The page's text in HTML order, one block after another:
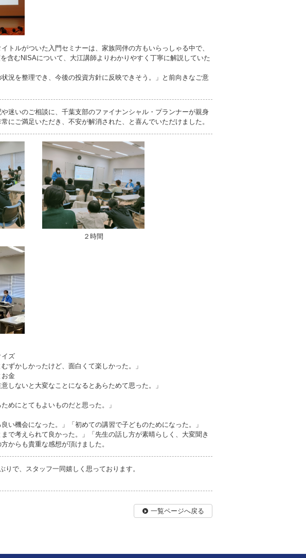
トルがついた入門セミナーは、家族同伴の方もいらっしゃる中で、
含むNISAについて、大江講師よりわかりやすく丁寧に解説していた
状況を整理でき、今後の投資方針に反映できそう。」と前向きなご意
迷いのご相談に、千葉支部のファイナンシャル・プランナーが親身
にご満足いただき、不安が解消された、と喜んでいただけました。
２時間
ズ
ずかしかったけど、面白くて楽しかった。」
お金
しないと大変なことになるとあらためて思った。」
めにとてもよいものだと思った。」
い機会になった。」「初めての講習で子どものためになった。」
まで考えられて良かった。」「先生の話し方が素晴らしく、大変聞き
からも貴重な感想が頂けました。
りで、スタッフ一同嬉しく思っております。
一覧ページへ戻る